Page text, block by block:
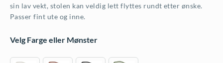
sin lav vekt, stolen kan veldig lett flyttes rundt etter ønske.
Passer fint ute og inne.
Velg Farge eller Mønster